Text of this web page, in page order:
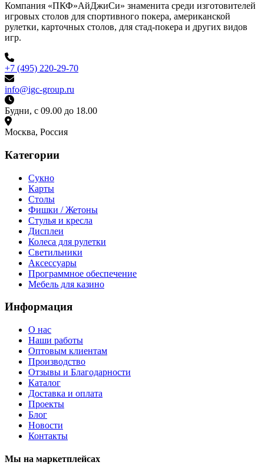
Компания «ПКФ»АйДжиСи» знаменита среди изготовителей
игровых столов для спортивного покера, американской
рулетки, карточных столов, для стад-покера и других видов
игр.
+7 (495) 220-29-70
info@igc-group.ru
Будни, с 09.00 до 18.00
Москва, Россия
Категории
Сукно
Карты
Столы
Фишки / Жетоны
Стулья и кресла
Дисплеи
Колеса для рулетки
Светильники
Аксессуары
Программное обеспечение
Мебель для казино
Информация
О нас
Наши работы
Оптовым клиентам
Производство
Отзывы и Благодарности
Каталог
Доставка и оплата
Проекты
Блог
Новости
Контакты
Мы на маркетплейсах